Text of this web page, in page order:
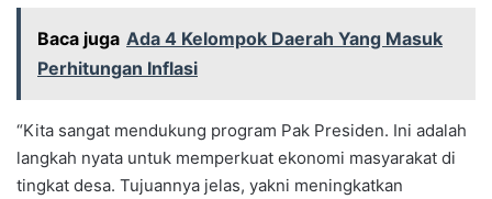
Baca juga Ada 4 Kelompok Daerah Yang Masuk
Perhitungan Inflasi
“Kita sangat mendukung program Pak Presiden. Ini adalah
langkah nyata untuk memperkuat ekonomi masyarakat di
tingkat desa. Tujuannya jelas, yakni meningkatkan